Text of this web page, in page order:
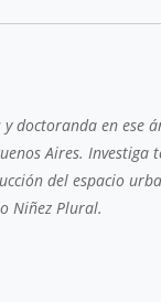
doctoranda en ese
Aires. Investiga
del espacio
Niñez Plural.